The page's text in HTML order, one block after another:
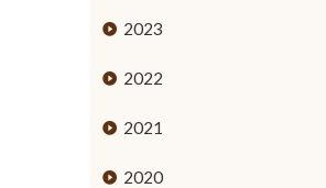
2023
2022
2021
2020